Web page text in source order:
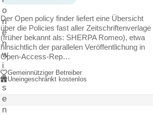
o
n
e
n
w
i
s
s
e
n
Der Open policy finder liefert eine Übersicht
über die Policies fast aller Zeitschriftenverlage
(früher bekannt als: SHERPA Romeo), etwa
hinsichtlich der parallelen Veröffentlichung in
Open-Access-Rep…
Gemeinnütziger Betreiber
Uneingeschränkt kostenlos